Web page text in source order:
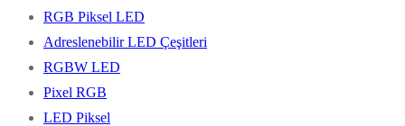
RGB Piksel LED
Adreslenebilir LED Çeşitleri
RGBW LED
Pixel RGB
LED Piksel